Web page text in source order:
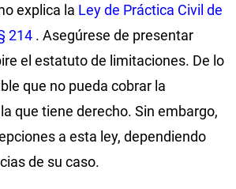
explica la Ley de Práctica Civil de
214 . Asegúrese de presentar
el estatuto de limitaciones. De lo
que no pueda cobrar la
que tiene derecho. Sin embargo,
a esta ley, dependiendo
de su caso.